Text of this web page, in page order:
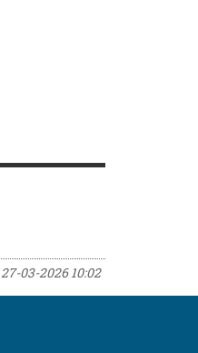
27-03-2026 10:02